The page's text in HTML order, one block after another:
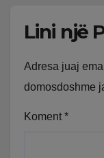
Lini një
Adresa juaj
domosdoshme
Koment *